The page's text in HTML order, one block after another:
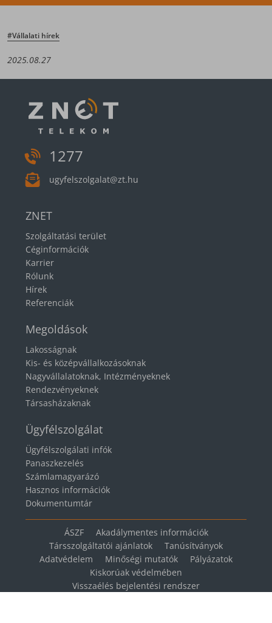
#Vállalati hírek
2025.08.27
1277
ugyfelszolgalat@zt.hu
ZNET
Szolgáltatási terület
Céginformációk
Karrier
Rólunk
Hírek
Referenciák
Megoldások
Lakosságnak
Kis- és középvállalkozásoknak
Nagyvállalatoknak, Intézményeknek
Rendezvényeknek
Társasházaknak
Ügyfélszolgálat
Ügyfélszolgálati infók
Panaszkezelés
Számlamagyarázó
Hasznos információk
Dokumentumtár
ÁSZF
Akadálymentes információk
Társszolgáltatói ajánlatok
Tanúsítványok
Adatvédelem
Minőségi mutatók
Pályázatok
Kiskorúak védelmében
Visszaélés bejelentési rendszer